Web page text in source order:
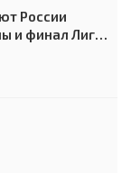
России
и финал Лиги